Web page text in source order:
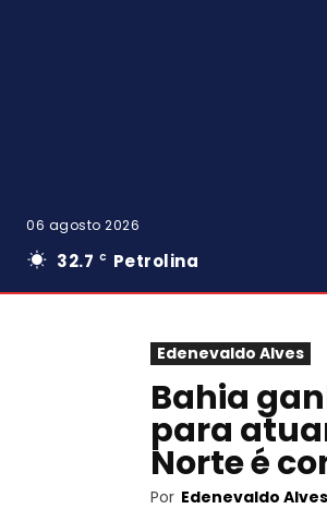
06 agosto 2026
32.7 C Petrolina
Edenevaldo Alves
Bahia
para
Norte é
Por Edenevaldo Alves